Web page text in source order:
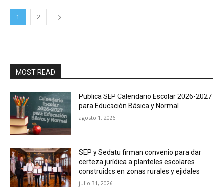
1 2
MOST READ
Publica SEP Calendario Escolar 2026-2027
para Educación Básica y Normal
agosto 1, 2026
SEP y Sedatu firman convenio para dar
certeza jurídica a planteles escolares
construidos en zonas rurales y ejidales
julio 31, 2026